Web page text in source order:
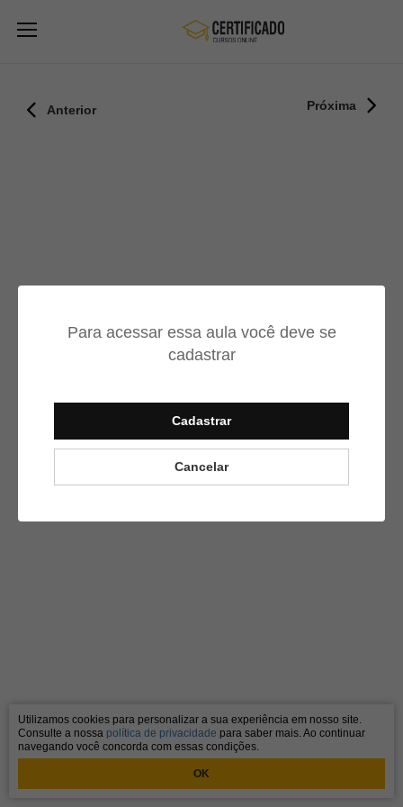
Para acessar essa aula você deve se
cadastrar
Cadastrar
Cancelar
Anterior Próxima
Utilizamos cookies para personalizar a sua experiência em nosso site.
Consulte a nossa política de privacidade para saber mais. Ao continuar
navegando você concorda com essas condições.
OK